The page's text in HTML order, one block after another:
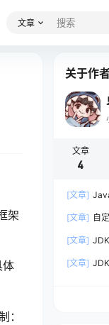
文章
架
体
：
关于作
文章
4
[文章]
[文章] 自
[文章]
[文章]